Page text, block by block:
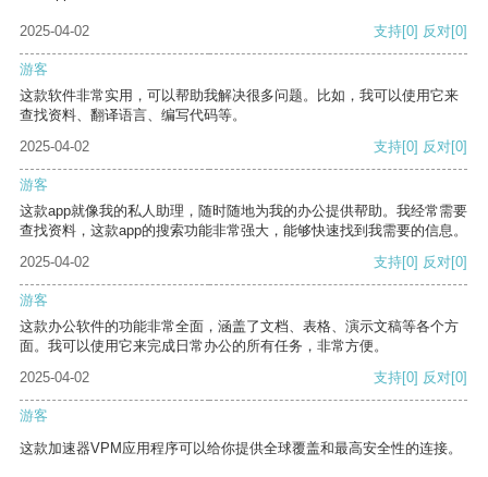
2025-04-02 支持[0] 反对[0]
游客
这款软件非常实用，可以帮助我解决很多问题。比如，我可以使用它来
查找资料、翻译语言、编写代码等。
2025-04-02
支持[0] 反对[0]
游客
这款app就像我的私人助理，随时随地为我的办公提供帮助。我经常需要
查找资料，这款app的搜索功能非常强大，能够快速找到我需要的信息。
2025-04-02
支持[0] 反对[0]
游客
这款办公软件的功能非常全面，涵盖了文档、表格、演示文稿等各个方
面。我可以使用它来完成日常办公的所有任务，非常方便。
2025-04-02
支持[0] 反对[0]
游客
这款加速器VPM应用程序可以给你提供全球覆盖和最高安全性的连接。